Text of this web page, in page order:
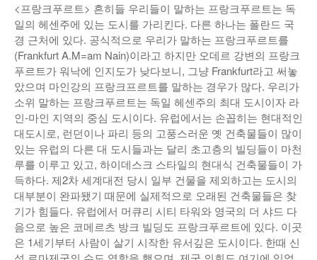
<프랑크푸르트> 흔히들 우리들이 말하는 프랑크푸르트는 독
일의 헤센주에 있는 도시를 가리킨다. 다른 하나는 폴란드 국
경 근처에 있다. 공식적으로 우리가 말하는 프랑크푸르트를
(Frankfurt A.M=am Nain)이라고 하지만 오데르 강변의 프랑크
푸르트가 워낙에 인지도가 낮다보니, 그냥 Frankfurt라고 써놓
았으며 마인강의 프랑크프르트를 말하는 경우가 많다. 우리가
소위 말하는 프랑크푸르트는 독일 헤센주의 최대 도시이자 라
인-마인 지역의 중심 도시이다. 유럽에서는 손꼽히는 현대적인
대도시로, 런던이나 파리 등의 고풍스러운 옛 건축물들이 많이
있는 유럽의 다른 대 도시들과는 달리 초고층의 빌딩들이 마천
루를 이루고 있고, 하이데스크 스타일의 현대식 건축물들이 가
득하다. 제2차 세계대전 당시 일부 건물을 제외하고는 도시의
대부분이 완파됐기 때문에 실제적으로 오래된 건축물들은 찾
기가 힘들다. 유럽에서 머큐리 시티 타워와 영국의 더 샤드 다
음으로 높은 코메르츠 방크 빌딩도 프랑크푸르트에 있다. 이곳
은 1세기부터 사람이 살기 시작한 유서깊은 도시이다. 한때 신